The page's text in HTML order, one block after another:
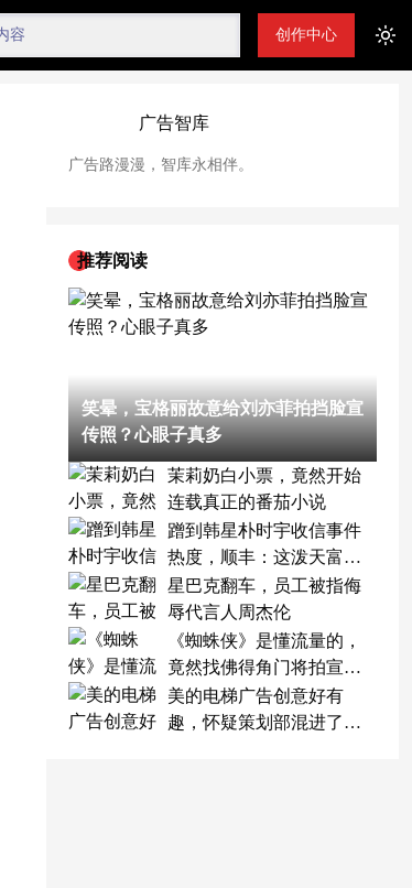
创作中心
广告智库
广告路漫漫，智库永相伴。
推荐阅读
笑晕，宝格丽故意给刘亦菲拍挡脸宣
传照？心眼子真多
茉莉奶白小票，竟然开始
连载真正的番茄小说
蹭到韩星朴时宇收信事件
热度，顺丰：这泼天富贵
终于轮到我了
星巴克翻车，员工被指侮
辱代言人周杰伦
《蜘蛛侠》是懂流量的，
竟然找佛得角门将拍宣传
片
美的电梯广告创意好有
趣，怀疑策划部混进了天